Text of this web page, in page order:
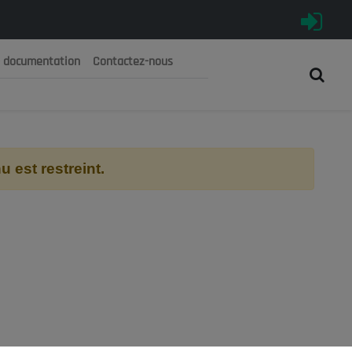
الجزائرية الديمقراطية الشعبية
documentation Contactez-nous
est restreint.